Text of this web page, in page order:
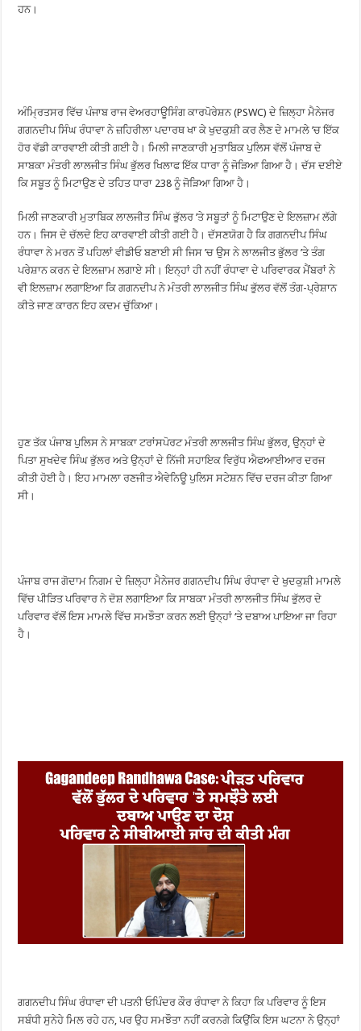
ਹਨ।
ਅੰਮ੍ਰਿਤਸਰ ਵਿੱਚ ਪੰਜਾਬ ਰਾਜ ਵੇਅਰਹਾਊਸਿੰਗ ਕਾਰਪੋਰੇਸ਼ਨ (PSWC) ਦੇ ਜ਼ਿਲ੍ਹਾ ਮੈਨੇਜਰ
ਗਗਨਦੀਪ ਸਿੰਘ ਰੰਧਾਵਾ ਨੇ ਜ਼ਹਿਰੀਲਾ ਪਦਾਰਥ ਖਾ ਕੇ ਖੁਦਕੁਸ਼ੀ ਕਰ ਲੈਣ ਦੇ ਮਾਮਲੇ ’ਚ ਇੱਕ
ਹੋਰ ਵੱਡੀ ਕਾਰਵਾਈ ਕੀਤੀ ਗਈ ਹੈ। ਮਿਲੀ ਜਾਣਕਾਰੀ ਮੁਤਾਬਿਕ ਪੁਲਿਸ ਵੱਲੋਂ ਪੰਜਾਬ ਦੇ
ਸਾਬਕਾ ਮੰਤਰੀ ਲਾਲਜੀਤ ਸਿੰਘ ਭੁੱਲਰ ਖਿਲਾਫ ਇੱਕ ਧਾਰਾ ਨੂੰ ਜੋੜਿਆ ਗਿਆ ਹੈ। ਦੱਸ ਦਈਏ
ਕਿ ਸਬੂਤ ਨੂੰ ਮਿਟਾਉਣ ਦੇ ਤਹਿਤ ਧਾਰਾ 238 ਨੂੰ ਜੋੜਿਆ ਗਿਆ ਹੈ।
ਮਿਲੀ ਜਾਣਕਾਰੀ ਮੁਤਾਬਿਕ ਲਾਲਜੀਤ ਸਿੰਘ ਭੁੱਲਰ ’ਤੇ ਸਬੂਤਾਂ ਨੂੰ ਮਿਟਾਉਣ ਦੇ ਇਲਜ਼ਾਮ ਲੱਗੇ
ਹਨ। ਜਿਸ ਦੇ ਚੱਲਦੇ ਇਹ ਕਾਰਵਾਈ ਕੀਤੀ ਗਈ ਹੈ। ਦੱਸਣਯੋਗ ਹੈ ਕਿ ਗਗਨਦੀਪ ਸਿੰਘ
ਰੰਧਾਵਾ ਨੇ ਮਰਨ ਤੋਂ ਪਹਿਲਾਂ ਵੀਡੀਓ ਬਣਾਈ ਸੀ ਜਿਸ ’ਚ ਉਸ ਨੇ ਲਾਲਜੀਤ ਭੁੱਲਰ ’ਤੇ ਤੰਗ
ਪਰੇਸ਼ਾਨ ਕਰਨ ਦੇ ਇਲਜ਼ਾਮ ਲਗਾਏ ਸੀ। ਇਨ੍ਹਾਂ ਹੀ ਨਹੀਂ ਰੰਧਾਵਾ ਦੇ ਪਰਿਵਾਰਕ ਮੈਂਬਰਾਂ ਨੇ
ਵੀ ਇਲਜ਼ਾਮ ਲਗਾਇਆ ਕਿ ਗਗਨਦੀਪ ਨੇ ਮੰਤਰੀ ਲਾਲਜੀਤ ਸਿੰਘ ਭੁੱਲਰ ਵੱਲੋਂ ਤੰਗ-ਪ੍ਰੇਸ਼ਾਨ
ਕੀਤੇ ਜਾਣ ਕਾਰਨ ਇਹ ਕਦਮ ਚੁੱਕਿਆ।
ਹੁਣ ਤੱਕ ਪੰਜਾਬ ਪੁਲਿਸ ਨੇ ਸਾਬਕਾ ਟਰਾਂਸਪੋਰਟ ਮੰਤਰੀ ਲਾਲਜੀਤ ਸਿੰਘ ਭੁੱਲਰ, ਉਨ੍ਹਾਂ ਦੇ
ਪਿਤਾ ਸੁਖਦੇਵ ਸਿੰਘ ਭੁੱਲਰ ਅਤੇ ਉਨ੍ਹਾਂ ਦੇ ਨਿੱਜੀ ਸਹਾਇਕ ਵਿਰੁੱਧ ਐਫਆਈਆਰ ਦਰਜ
ਕੀਤੀ ਹੋਈ ਹੈ। ਇਹ ਮਾਮਲਾ ਰਣਜੀਤ ਐਵੇਨਿਊ ਪੁਲਿਸ ਸਟੇਸ਼ਨ ਵਿੱਚ ਦਰਜ ਕੀਤਾ ਗਿਆ
ਸੀ।
ਪੰਜਾਬ ਰਾਜ ਗੋਦਾਮ ਨਿਗਮ ਦੇ ਜ਼ਿਲ੍ਹਾ ਮੈਨੇਜਰ ਗਗਨਦੀਪ ਸਿੰਘ ਰੰਧਾਵਾ ਦੇ ਖੁਦਕੁਸ਼ੀ ਮਾਮਲੇ
ਵਿੱਚ ਪੀੜਿਤ ਪਰਿਵਾਰ ਨੇ ਦੋਸ਼ ਲਗਾਇਆ ਕਿ ਸਾਬਕਾ ਮੰਤਰੀ ਲਾਲਜੀਤ ਸਿੰਘ ਭੁੱਲਰ ਦੇ
ਪਰਿਵਾਰ ਵੱਲੋਂ ਇਸ ਮਾਮਲੇ ਵਿੱਚ ਸਮਝੌਤਾ ਕਰਨ ਲਈ ਉਨ੍ਹਾਂ ‘ਤੇ ਦਬਾਅ ਪਾਇਆ ਜਾ ਰਿਹਾ
ਹੈ।
ਗਗਨਦੀਪ ਸਿੰਘ ਰੰਧਾਵਾ ਦੀ ਪਤਨੀ ਓਪਿੰਦਰ ਕੌਰ ਰੰਧਾਵਾ ਨੇ ਕਿਹਾ ਕਿ ਪਰਿਵਾਰ ਨੂੰ ਇਸ
ਸਬੰਧੀ ਸੁਨੇਹੇ ਮਿਲ ਰਹੇ ਹਨ, ਪਰ ਉਹ ਸਮਝੌਤਾ ਨਹੀਂ ਕਰਨਗੇ ਕਿਉਂਕਿ ਇਸ ਘਟਨਾ ਨੇ ਉਨ੍ਹਾਂ